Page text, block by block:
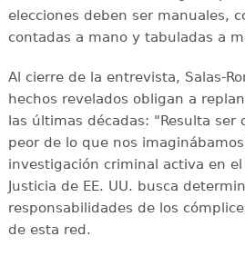
elecciones deben ser manuales,
contadas a mano y tabuladas a
Al cierre de la entrevista, Salas-
hechos revelados obligan a
las últimas décadas: "Resulta ser
peor de lo que nos
investigación criminal activa en
Justicia de EE. UU. busca
responsabilidades de los
de esta red.